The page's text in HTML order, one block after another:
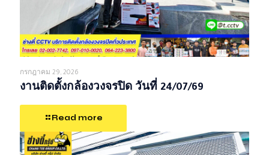
กรกฎาคม 29, 2026
งานติดตั้งกล้องวงจรปิด วันที่ 24/07/69
Read more